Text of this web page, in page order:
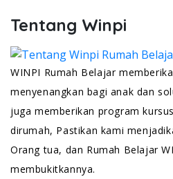
Tentang Winpi
WINPI Rumah Belajar
menyenangkan bagi anak dan
juga memberikan program
dirumah, Pastikan kami
Orang tua, dan Rumah Belajar
membukitkannya.